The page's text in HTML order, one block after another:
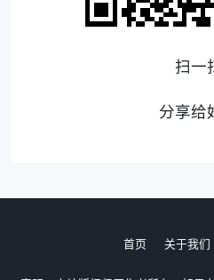
扫一
分享给
首页 关于我们